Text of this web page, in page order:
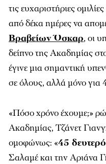
τις ευχαριστήριες
από δέκα ημέρες να
Βραβείων Όσκαρ, οι
δείπνο της Ακαδημίας
έγινε μια σημαντική
σε όλους, αλλά μόνο για
«Πόσο χρόνο έχουμε;»
Ακαδημίας, Τζάνετ
ομοφώνως: «45
Σαλαμέ και την Αριάνα